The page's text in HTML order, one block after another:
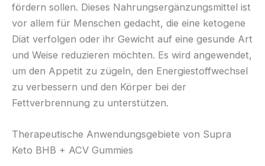
fördern sollen. Dieses Nahrungsergänzungsmittel ist
vor allem für Menschen gedacht, die eine ketogene
Diät verfolgen oder ihr Gewicht auf eine gesunde Art
und Weise reduzieren möchten. Es wird angewendet,
um den Appetit zu zügeln, den Energiestoffwechsel
zu verbessern und den Körper bei der
Fettverbrennung zu unterstützen.
Therapeutische Anwendungsgebiete von Supra
Keto BHB + ACV Gummies